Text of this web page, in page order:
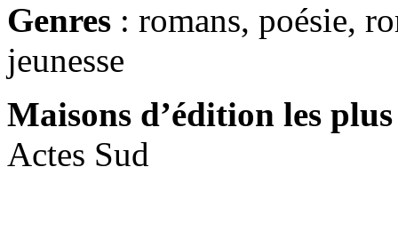
Genres : romans, poésie,
jeunesse
Maisons d’édition les
Actes Sud